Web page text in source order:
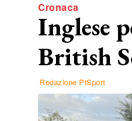
Cronaca
Inglese
British
Redazione PtSport